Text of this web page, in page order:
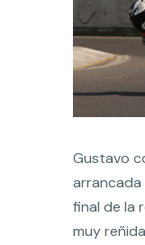
Gustavo
final de la
muy